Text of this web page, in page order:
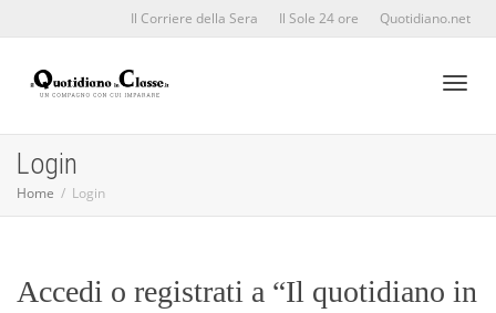
Il Corriere della Sera Il Sole 24 ore Quotidiano.net
Login
Home Login
Accedi o registrati a “Il quotidiano in